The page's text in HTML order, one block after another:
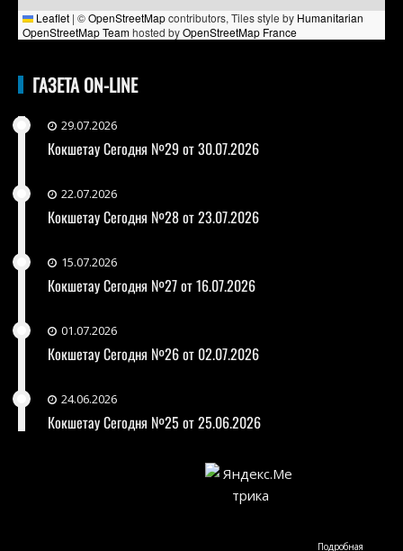
Leaflet | ©OpenStreetMapcontributors, Tiles style by Humanitarian
OpenStreetMap Teamhosted byOpenStreetMap France
ГАЗЕТА ON-LINE
29.07.2026
Кокшетау Сегодня №29 от 30.07.2026
22.07.2026
Кокшетау Сегодня №28 от 23.07.2026
15.07.2026
Кокшетау Сегодня №27 от 16.07.2026
01.07.2026
Кокшетау Сегодня №26 от 02.07.2026
24.06.2026
Кокшетау Сегодня №25 от 25.06.2026
Подробная